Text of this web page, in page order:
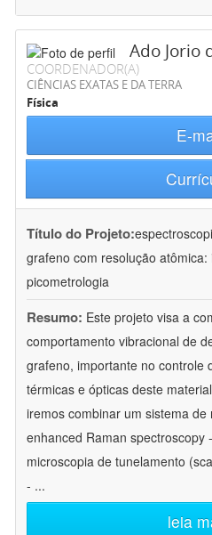
Ado Jorio
COORDENADOR(A)
CIÊNCIAS EXATAS E DA TERRA
Física
E-
Título do Projeto:
grafeno com resolução
picometrologia
Resumo: Este projeto visa a
comportamento vibracional de
grafeno, importante no controle
térmicas e ópticas deste
iremos combinar um sistema
enhanced Raman spectroscopy
microscopia de tunelamento
- ...
leia